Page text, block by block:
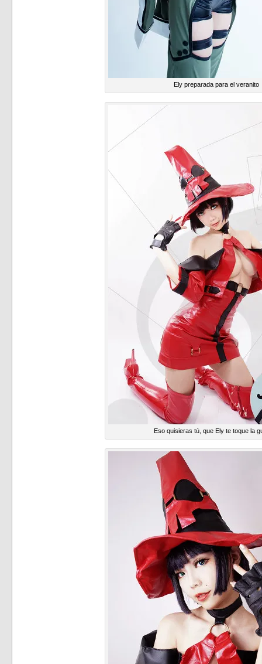
Ely preparada para el veranito
Eso quisieras tú, que Ely te toque la